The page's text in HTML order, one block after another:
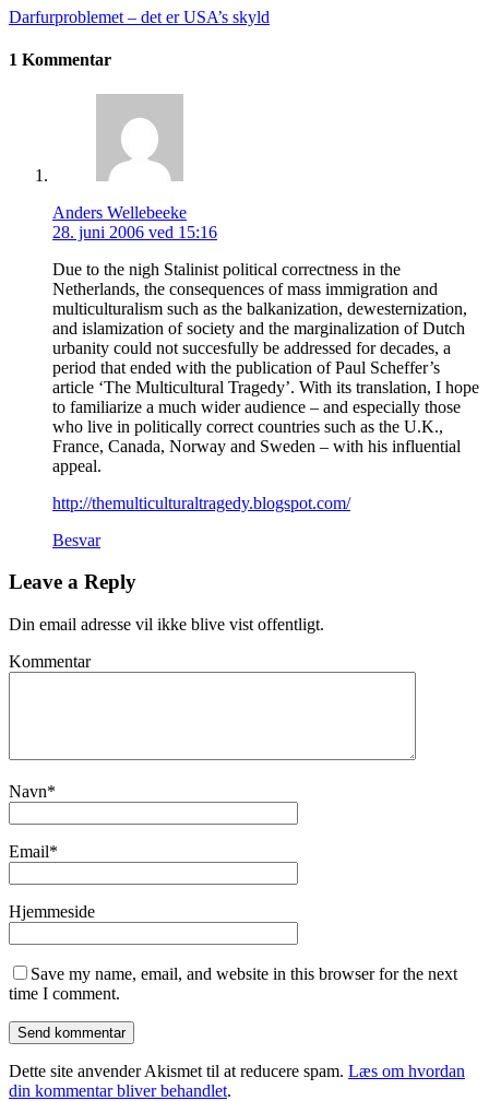
Darfurproblemet – det er USA’s skyld
1 Kommentar
Anders Wellebeeke
28. juni 2006 ved 15:16
Due to the nigh Stalinist political correctness in the
Netherlands, the consequences of mass immigration and
multiculturalism such as the balkanization, dewesternization,
and islamization of society and the marginalization of Dutch
urbanity could not succesfully be addressed for decades, a
period that ended with the publication of Paul Scheffer’s
article ‘The Multicultural Tragedy’. With its translation, I hope
to familiarize a much wider audience – and especially those
who live in politically correct countries such as the U.K.,
France, Canada, Norway and Sweden – with his influential
appeal.
http://themulticulturaltragedy.blogspot.com/
Besvar
Leave a Reply
Din email adresse vil ikke blive vist offentligt.
Kommentar
Navn*
Email*
Hjemmeside
Save my name, email, and website in this browser for the next
time I comment.
Dette site anvender Akismet til at reducere spam. Læs om hvordan
din kommentar bliver behandlet.